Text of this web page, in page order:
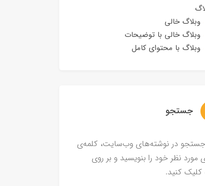
وبلاگ خالی
وبلاگ خالی با توضیحات
وبلاگ با محتوای کامل
جستجو
جستجو در نوشته‌های وب‌سایت، کلمه‌ی
مورد نظر خود را بنویسید و بر روی
کلیک کنید.